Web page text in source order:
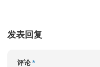
发表回复
评论*